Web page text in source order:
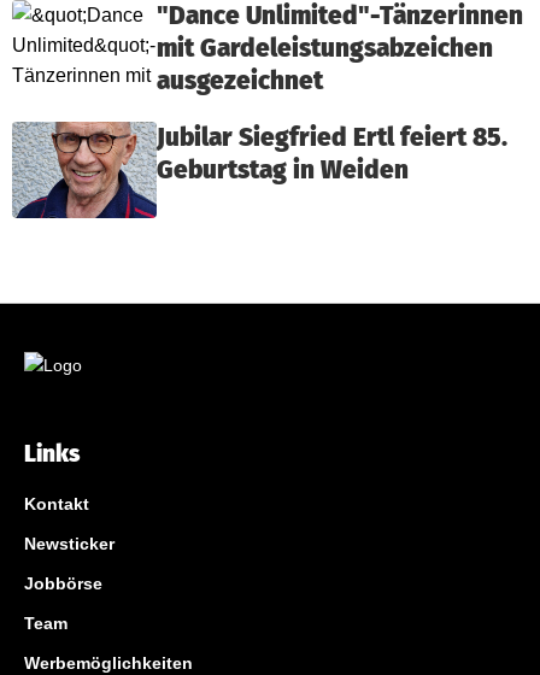
"Dance Unlimited"-Tänzerinnen
mit Gardeleistungsabzeichen
ausgezeichnet
Jubilar Siegfried Ertl feiert 85.
Geburtstag in Weiden
Links
Kontakt
Newsticker
Jobbörse
Team
Werbemöglichkeiten